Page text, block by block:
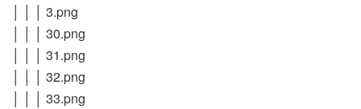
│ │ │ 3.png
│ │ │ 30.png
│ │ │ 31.png
│ │ │ 32.png
│ │ │ 33.png